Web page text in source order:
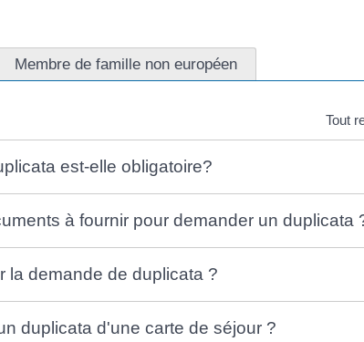
Membre de famille non européen
Tout
est-elle obligatoire?
à fournir pour demander un duplicata
la demande de duplicata ?
duplicata d'une carte de séjour ?